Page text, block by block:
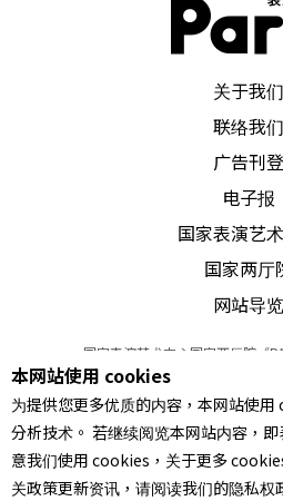
关于我们
联络我们
广告刊登
电子报
国家表演艺
国家两厅
网站导览
国家表演艺术中心国家两厅院《
© 2022Performing arts
统一编号 Tax Id
本站所提供相关演出资讯，如有异动
服务条款｜隐私权声
本网站使用 cookies
为提供您更多优质的内容，本网站使用
分析技术。 若继续阅览本网站内容，即
意我们使用 cookies，关于更多
关政策更新资讯，请阅读我们的隐私权